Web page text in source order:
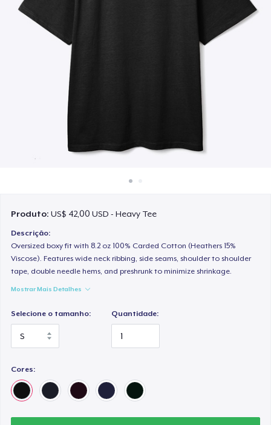
Produto:US$ 42,00 USD - Heavy Tee
Descrição:
Oversized boxy fit with 8.2 oz 100% Carded Cotton (Heathers 15%
Viscose). Features wide neck ribbing, side seams, shoulder to shoulder
tape, double needle hems, and preshrunk to minimize shrinkage.
Mostrar Mais Detalhes
Selecione o tamanho: Quantidade:
Cores: